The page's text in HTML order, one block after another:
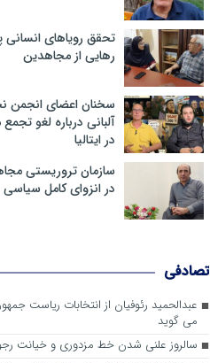
تحقق رویاهای
رهایی از مجاهدین
سخنان اعضای انجمن
آلبانی درباره لغو
در ایتالیا
سازمان تروریستی
در انزوای کامل سیاسی
تصادفی
عبدالحمید رئوفیان از انتخابات ریاست
می گوید
سالروز علنی شدن خط مزدوری و خیانت